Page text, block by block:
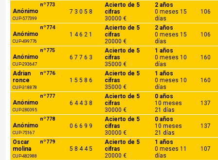
nº773
Anónimo
CUP-577399
7 3 0 5 8
Acierto de 5
cifras
30000 €
2 años
0 meses 15
días
106
nº774
Anónimo
CUP-499776
1 4 6 2 1
Acierto de 5
cifras
20000 €
2 años
0 meses 15
días
106
nº775
Anónimo
CUP-293647
6 7 7 6 3
Acierto de 5
cifras
35000 €
1 años
0 meses 10
días
160
nº776
Adrian
ronce
CUP-318878
1 5 5 8 6
Acierto de 5
cifras
35000 €
1 años
0 meses 10
días
160
nº777
Anónimo
CUP-280095
6 4 4 3 8
Acierto de 5
cifras
30000 €
0 años
10 meses
21 días
137
nº778
Anónimo
CUP-75167
0 6 6 9 9
Acierto de 5
cifras
30000 €
0 años
10 meses
21 días
137
nº779
Oscar
molina
CUP-482988
5 8 4 4 5
Acierto de 5
cifras
20000 €
1 años
0 meses 11
días
107